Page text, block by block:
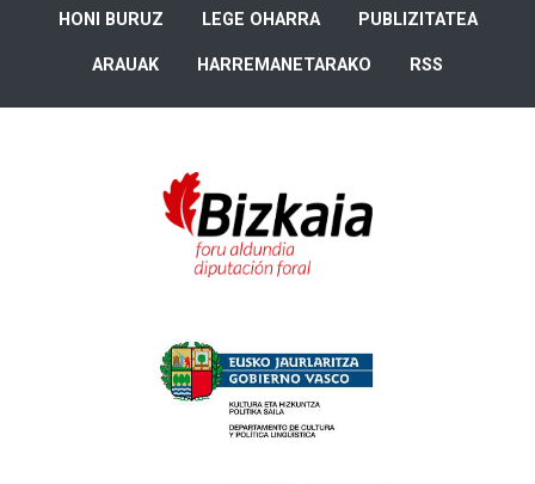
HONI BURUZ LEGE OHARRA PUBLIZITATEA
ARAUAK HARREMANETARAKO RSS